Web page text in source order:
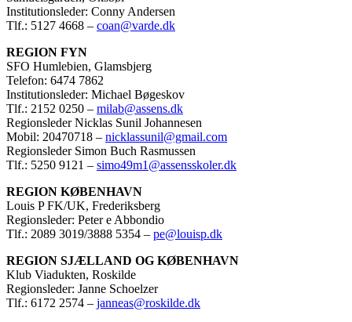
Institutionsleder: Conny Andersen
Tlf.: 5127 4668 – coan@varde.dk
REGION FYN
SFO Humlebien, Glamsbjerg
Telefon: 6474 7862
Institutionsleder: Michael Bøgeskov
Tlf.: 2152 0250 – milab@assens.dk
Regionsleder Nicklas Sunil Johannesen
Mobil: 20470718 – nicklassunil@gmail.com
Regionsleder Simon Buch Rasmussen
Tlf.: 5250 9121 – simo49m1@assensskoler.dk
REGION KØBENHAVN
Louis P FK/UK, Frederiksberg
Regionsleder: Peter e Abbondio
Tlf.: 2089 3019/3888 5354 – pe@louisp.dk
REGION SJÆLLAND OG KØBENHAVN
Klub Viadukten, Roskilde
Regionsleder: Janne Schoelzer
Tlf.: 6172 2574 – janneas@roskilde.dk